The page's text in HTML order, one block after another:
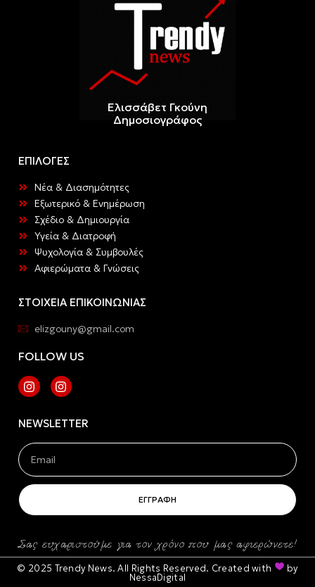
Ελισσάβετ Γκούνη
Δημοσιογράφος
ΕΠΙΛΟΓΕΣ
Νέα & Διασημότητες
Εξωτερικό & Ενημέρωση
Σχέδιο & Δημιουργία
Υγεία & Διατροφή
Ψυχολογία & Συμβουλές
Αφιερώματα & Γνώσεις
ΣΤΟΙΧΕΙΑ ΕΠΙΚΟΙΝΩΝΙΑΣ
elizgouny@gmail.com
FOLLOW US
NEWSLETTER
ΕΓΓΡΑΦΗ
Σας ευχαριστούμε για τον χρόνο που μας αφιερώνετε!
© 2025 Trendy News. All Rights Reserved. Created with by
NessaDigital